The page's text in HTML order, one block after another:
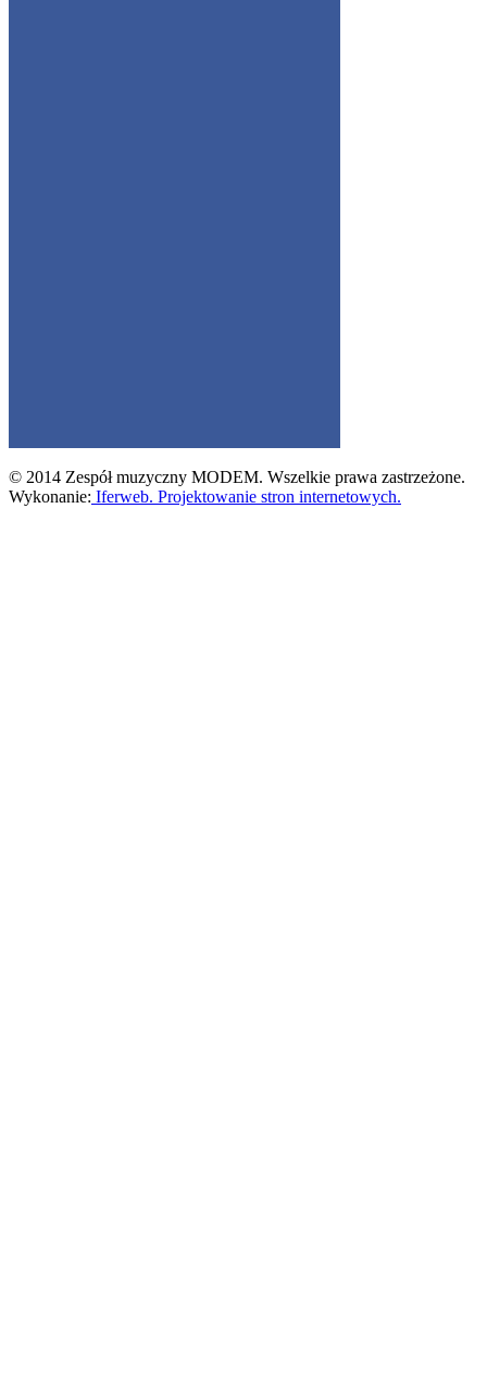
© 2014 Zespół muzyczny MODEM. Wszelkie prawa zastrzeżone.
Wykonanie: Iferweb. Projektowanie stron internetowych.